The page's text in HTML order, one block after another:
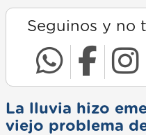
Seguinos y no
La lluvia hizo
viejo problema